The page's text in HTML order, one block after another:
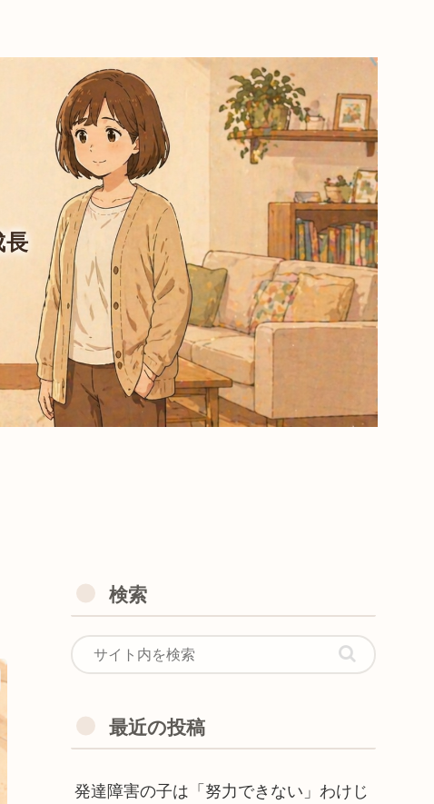
検索
最近の投稿
発達障害の子は「努力できない」わけじ